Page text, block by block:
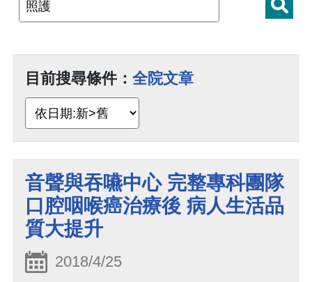
目前搜尋條件： 全院文章
音聲與吞嚥中心 完整專科團隊
口腔咽喉癌治療後 病人生活品
質大提升
2018/4/25